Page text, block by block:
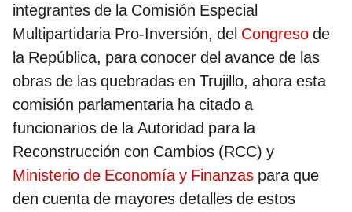
integrantes de la Comisión Especial
Multipartidaria Pro-Inversión, del Congreso de
la República, para conocer del avance de las
obras de las quebradas en Trujillo, ahora esta
comisión parlamentaria ha citado a
funcionarios de la Autoridad para la
Reconstrucción con Cambios (RCC) y
Ministerio de Economía y Finanzas para que
den cuenta de mayores detalles de estos